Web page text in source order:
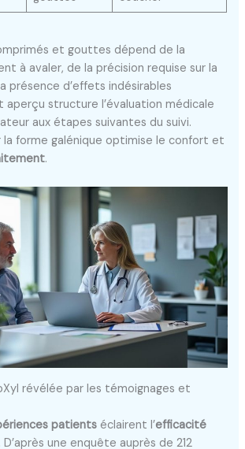
et gouttes dépend de la
à avaler, de la précision requise sur la
présence d’effets indésirables
aperçu structure l’évaluation médicale
aux étapes suivantes du suivi.
la forme galénique optimise le confort et
.
révélée par les témoignages et
patients éclairent l’efficacité
. D’après une enquête auprès de 212